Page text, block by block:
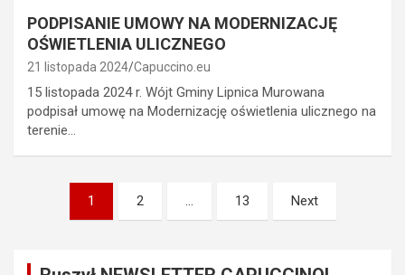
PODPISANIE UMOWY NA MODERNIZACJĘ
OŚWIETLENIA ULICZNEGO
21 listopada 2024 Capuccino.eu
15 listopada 2024 r. Wójt Gminy Lipnica Murowana
podpisał umowę na Modernizację oświetlenia ulicznego na
terenie…
Stronicowanie
wpisów
1 2 … 13 Next